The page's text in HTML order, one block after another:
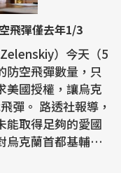
飛彈僅去年1/3
）今天（5
防空飛彈數量，只
美國授權，讓烏克
報導，
能取得足夠的愛國
烏克蘭首都基輔和